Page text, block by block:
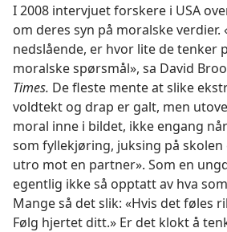
I 2008 intervjuet forskere i USA
om deres syn på moralske verdier.
nedslående, er hvor lite de tenker
moralske spørsmål», sa David
Times. De fleste mente at slike
voldtekt og drap er galt, men
moral inne i bildet, ikke engang
som fyllekjøring, juksing på
utro mot en partner». Som en
egentlig ikke så opptatt av hva
Mange så det slik: «Hvis det føles
Følg hjertet ditt.» Er det klokt å